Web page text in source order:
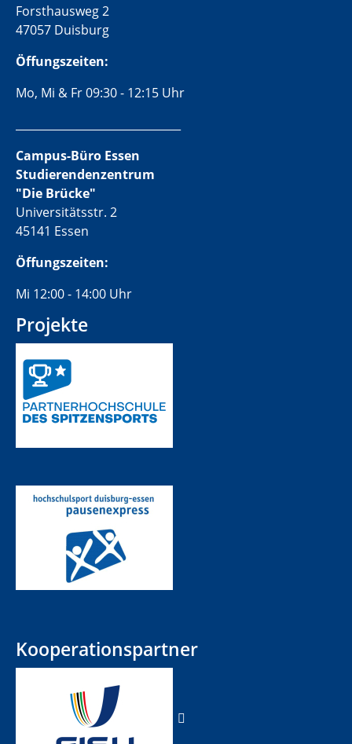
Forsthausweg 2
47057 Duisburg
Öffungszeiten:
Mo, Mi & Fr 09:30 - 12:15 Uhr
Campus-Büro Essen
Studierendenzentrum
"Die Brücke"
Universitätsstr. 2
45141 Essen
Öffungszeiten:
Mi 12:00 - 14:00 Uhr
Projekte
Kooperationspartner